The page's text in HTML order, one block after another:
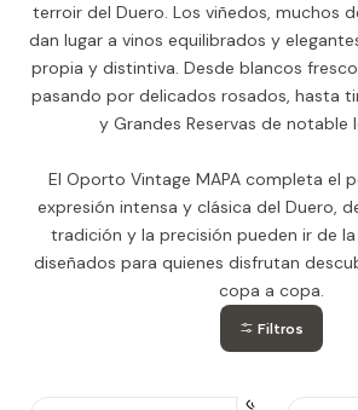
terroir del Duero. Los viñedos, muchos
dan lugar a vinos equilibrados y
propia y distintiva. Desde blancos
pasando por delicados rosados, hasta
y Grandes Reservas de notable
El Oporto Vintage MAPA completa el
expresión intensa y clásica del Duero,
tradición y la precisión pueden ir de
diseñados para quienes disfrutan
copa a copa.
Filtros